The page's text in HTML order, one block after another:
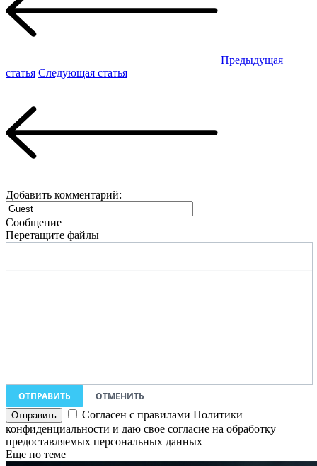
Предыдущая
статья Следующая статья
Добавить комментарий:
Сообщение
Перетащите файлы
ОТПРАВИТЬ
ОТМЕНИТЬ
Согласен с правилами Политики
конфиденциальности и даю свое согласие на обработку
предоставляемых персональных данных
Еще по теме